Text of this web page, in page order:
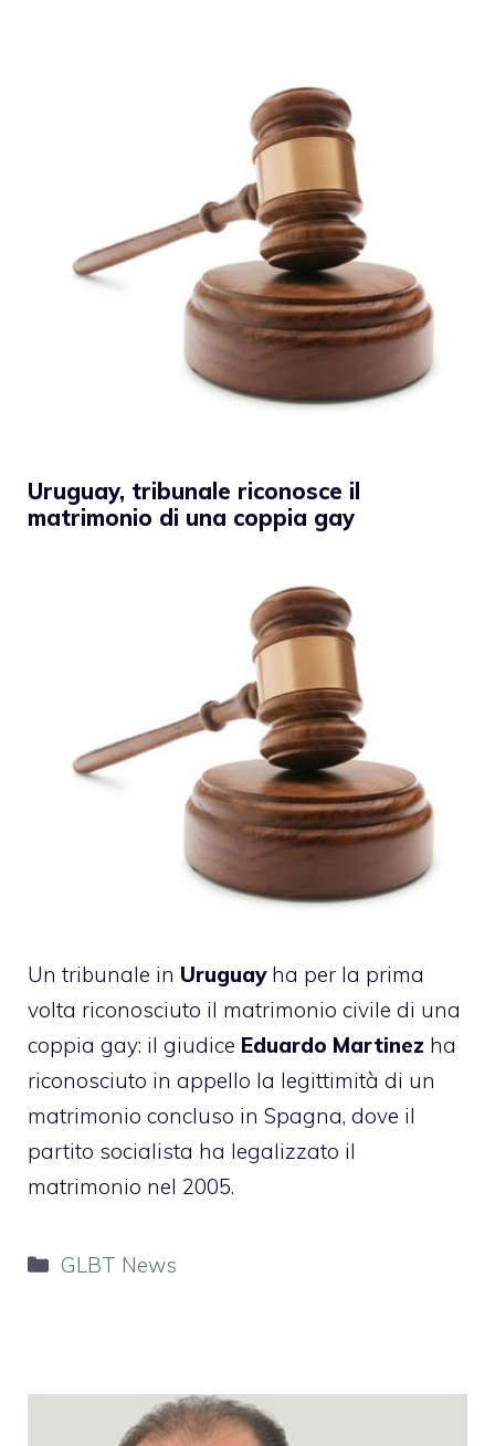
Uruguay, tribunale riconosce il
matrimonio di una coppia gay
Un tribunale in Uruguayha per la prima
volta riconosciuto il matrimonio civile di una
coppia gay: il giudice Eduardo Martinez ha
riconosciuto in appello la legittimità di un
matrimonio concluso in Spagna, dove il
partito socialista ha legalizzato il
matrimonio nel 2005.
Categorie
GLBT News